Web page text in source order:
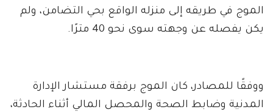
الموج في طريقه إلى منزله الواقع بحي التضامن، ولم
يكن يفصله عن وجهته سوى نحو 40 مترًا.
ووفقًا للمصادر، كان الموج برفقة مستشار الإدارة
المدنية وضابط الصحة والمحصل المالي أثناء الحادثة،